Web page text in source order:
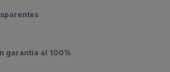
garantía al 100%